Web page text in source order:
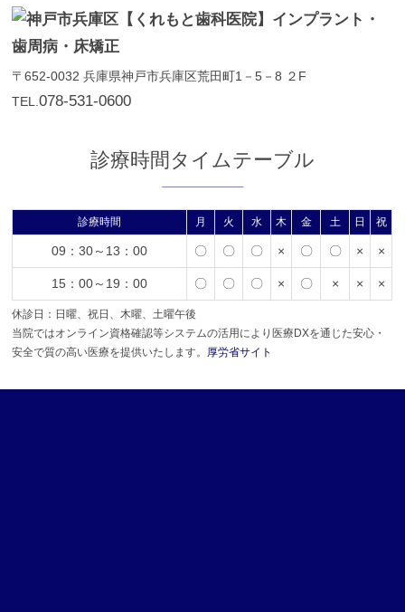
〒652-0032兵庫県神戸市兵庫区荒田町1－5－8 ２F
TEL.078-531-0600
診療時間タイムテーブル
診療時間 月 火 水 木 金 土 日 祝
09：30～13：00 〇 〇 〇 × 〇 〇 × ×
15：00～19：00 〇 〇 〇 × 〇 × × ×
休診日：日曜、祝日、木曜、土曜午後
当院ではオンライン資格確認等システムの活用により医療DXを通じた安心・
安全で質の高い医療を提供いたします。 厚労省サイト